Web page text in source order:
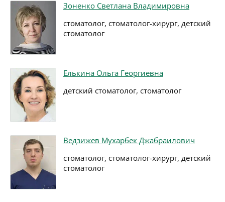
Зоненко Светлана Владимировна
стоматолог, стоматолог-хирург, детский
стоматолог
Елькина Ольга Георгиевна
детский стоматолог, стоматолог
Ведзижев Мухарбек Джабраилович
стоматолог, стоматолог-хирург, детский
стоматолог